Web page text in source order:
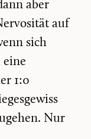
aber
auf
sich
eine
1:0
Nur